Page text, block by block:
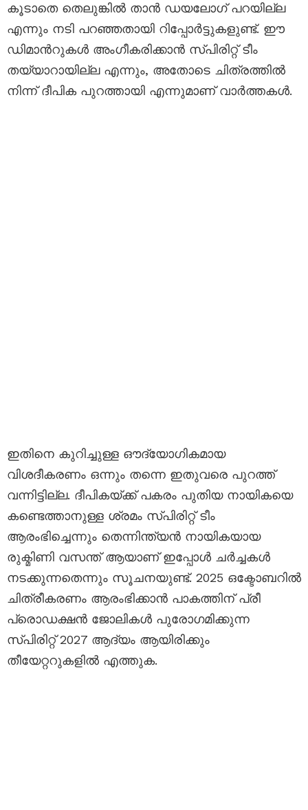
കൂടാതെ തെലുങ്കിൽ താൻ ഡയലോഗ് പറയില്ല
എന്നും നടി പറഞ്ഞതായി റിപ്പോർട്ടുകളുണ്ട്. ഈ
ഡിമാന്‍റുകള്‍ അംഗീകരിക്കാന്‍ സ്പിരിറ്റ് ടീം
തയ്യാറായില്ല എന്നും, അതോടെ ചിത്രത്തിൽ
നിന്ന് ദീപിക പുറത്തായി എന്നുമാണ് വാർത്തകൾ.
ഇതിനെ കുറിച്ചുള്ള ഔദ്യോഗികമായ
വിശദീകരണം ഒന്നും തന്നെ ഇതുവരെ പുറത്ത്
വന്നിട്ടില്ല. ദീപികയ്ക്ക് പകരം പുതിയ നായികയെ
കണ്ടെത്താനുള്ള ശ്രമം സ്പിരിറ്റ് ടീം
ആരംഭിച്ചെന്നും തെന്നിന്ത്യൻ നായികയായ
രുക്മിണി വസന്ത് ആയാണ് ഇപ്പോൾ ചർച്ചകൾ
നടക്കുന്നതെന്നും സൂചനയുണ്ട്. 2025 ഒക്ടോബറിൽ
ചിത്രീകരണം ആരംഭിക്കാൻ പാകത്തിന് പ്രീ
പ്രൊഡക്ഷൻ ജോലികൾ പുരോഗമിക്കുന്ന
സ്പിരിറ്റ് 2027 ആദ്യം ആയിരിക്കും
തീയേറ്ററുകളിൽ എത്തുക.